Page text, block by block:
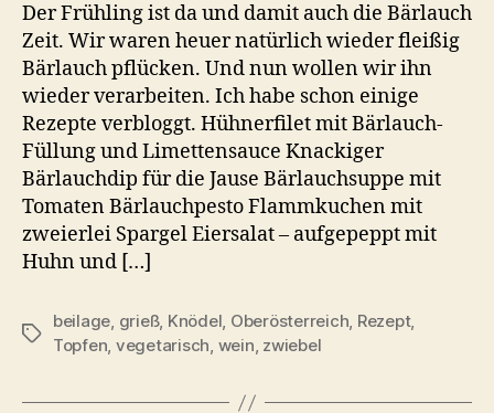
Der Frühling ist da und damit auch die Bärlauch
Zeit. Wir waren heuer natürlich wieder fleißig
Bärlauch pflücken. Und nun wollen wir ihn
wieder verarbeiten. Ich habe schon einige
Rezepte verbloggt. Hühnerfilet mit Bärlauch-
Füllung und Limettensauce Knackiger
Bärlauchdip für die Jause Bärlauchsuppe mit
Tomaten Bärlauchpesto Flammkuchen mit
zweierlei Spargel Eiersalat – aufgepeppt mit
Huhn und […]
Schlagwörter
beilage, grieß, Knödel, Oberösterreich, Rezept,
Topfen, vegetarisch, wein, zwiebel